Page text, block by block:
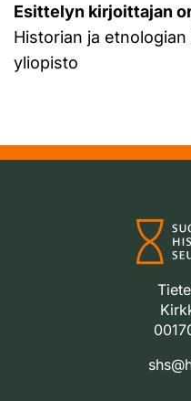
Esittelyn kirjoittajan
Historian ja
yliopisto